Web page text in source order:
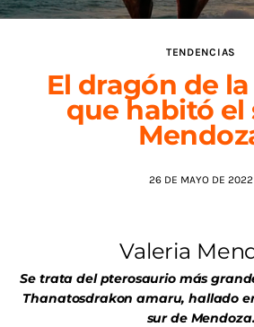
TENDENCIAS
AGENDA
TENDENCIAS
El dragón de
que habitó el
26 DE MAYO DE 2022
Valeria
Se trata del pterosaurio más
Thanatosdrakon amaru, hallado
sur de Mendoza.